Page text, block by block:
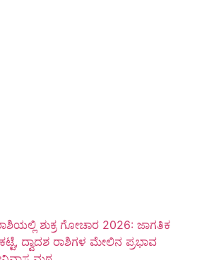
ಶುಕ್ರ ಗೋಚಾರ 2026: ಜಾಗತಿಕ
ದ್ವಾದಶ ರಾಶಿಗಳ ಮೇಲಿನ ಪ್ರಭಾವ